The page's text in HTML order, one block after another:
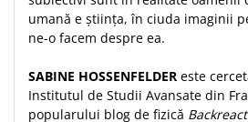
Lupta Spirituala
Slujire
Suferinta
umană e știința, în ciuda imaginii
ne-o facem despre ea.
SABINE HOSSENFELDER este
Institutul de Studii Avansate din
popularului blog de fizică